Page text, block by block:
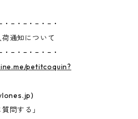
−・−・−・−・
通知について
−・−・−・−・
petitcoquin?
)
問する」